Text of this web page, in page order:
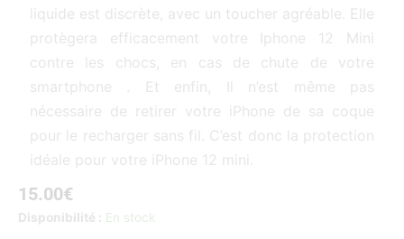
liquide est discrète, avec un toucher agréable. Elle
protègera efficacement votre Iphone 12 Mini
contre les chocs, en cas de chute de votre
smartphone . Et enfin, Il n’est même pas
nécessaire de retirer votre iPhone de sa coque
pour le recharger sans fil. C’est donc la protection
idéale pour votre iPhone 12 mini.
15.00€
Disponibilité : En stock
quantité